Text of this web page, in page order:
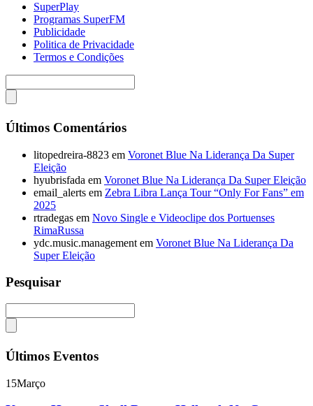
SuperPlay
Programas SuperFM
Publicidade
Politica de Privacidade
Termos e Condições
Últimos Comentários
litopedreira-8823 em Voronet Blue Na Liderança Da Super
Eleição
hyubrisfada em Voronet Blue Na Liderança Da Super Eleição
email_alerts em Zebra Libra Lança Tour “Only For Fans” em
2025
rtradegas em Novo Single e Videoclipe dos Portuenses
RimaRussa
ydc.music.management em Voronet Blue Na Liderança Da
Super Eleição
Pesquisar
Últimos Eventos
15Março